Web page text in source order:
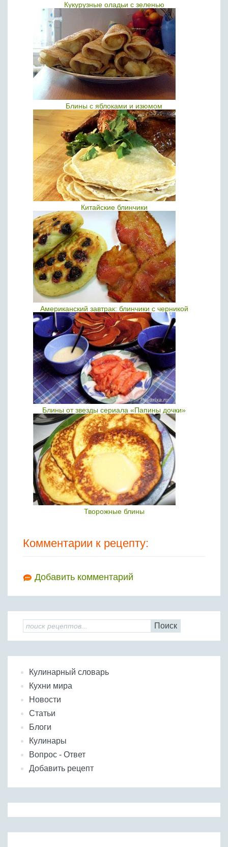
Кукурузные оладьи с зеленью
Блины с яблоками и изюмом
Китайские блинчики
Американский завтрак: блинчики с черникой
Блины от звезды сериала «Папины дочки»
Творожные блины
Комментарии к рецепту:
Добавить комментарий
Поиск
Кулинарный словарь
Кухни мира
Новости
Статьи
Блоги
Кулинары
Вопрос - Ответ
Добавить рецепт